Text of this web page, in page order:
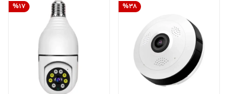
%38
%17